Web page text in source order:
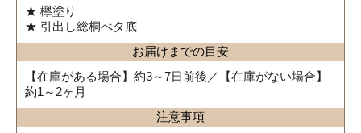
★ 欅塗り
★ 引出し総桐べタ底
お届けまでの目安
【在庫がある場合】約3～7日前後／【在庫がない場合】
約1～2ヶ月
注意事項